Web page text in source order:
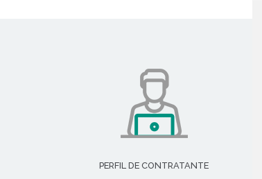
PERFIL DE CONTRATANTE